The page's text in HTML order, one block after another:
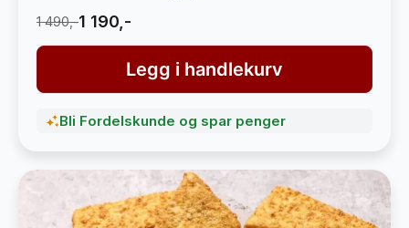
1 490,-1 190,-
Legg i handlekurv
Bli Fordelskunde og spar penger